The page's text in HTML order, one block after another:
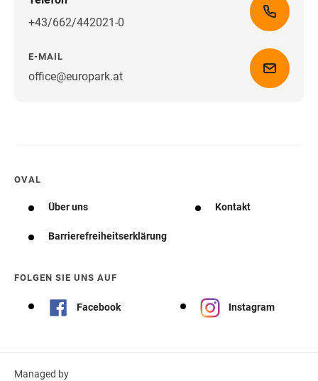
+43/662/442021-0
E-MAIL
office@europark.atWegbeschreibung erhalten
OVAL
Über uns Kontakt
Barrierefreiheitserklärung
FOLGEN SIE UNS AUF
Facebook Instagram
Managed by